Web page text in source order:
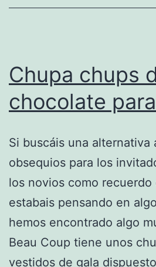
Chupa chups
chocolate
Si buscáis una alternativa
obsequios para los
los novios como recuerdo
estabais pensando en
hemos encontrado algo
Beau Coup tiene unos
vestidos de gala